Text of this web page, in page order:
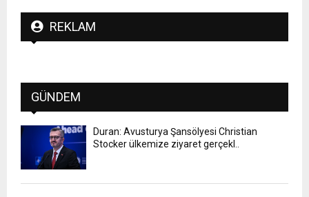
REKLAM
GÜNDEM
Duran: Avusturya Şansölyesi Christian
Stocker ülkemize ziyaret gerçekl..